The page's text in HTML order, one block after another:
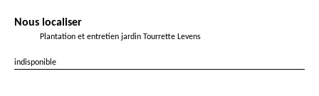
Nous localiser
Plantation et entretien jardin Tourrette Levens
indisponible